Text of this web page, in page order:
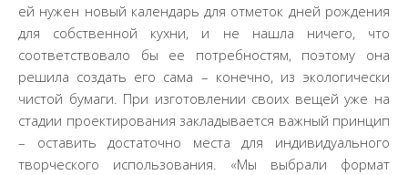
ей нужен новый календарь для отметок дней рождения
для собственной кухни, и не нашла ничего, что
соответствовало бы ее потребностям, поэтому она
решила создать его сама – конечно, из экологически
чистой бумаги. При изготовлении своих вещей уже на
стадии проектирования закладывается важный принцип
– оставить достаточно места для индивидуального
творческого использования. «Мы выбрали формат